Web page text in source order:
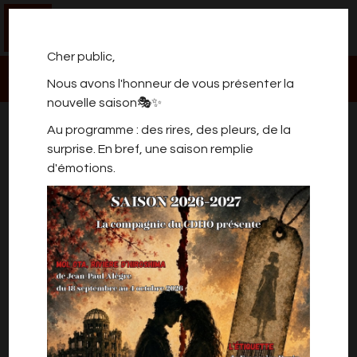
Cher public,
Nous avons l'honneur de vous présenter la
nouvelle saison🎭✨
Au programme : des rires, des pleurs, de la
surprise. En bref, une saison remplie
d'émotions.
SPECTACLE ATELIER
ENFANTS MARIE 7/9 ANS
MERCREDI
SPECTACLE ATELIER ENFANTS MARIE 7/9 ans